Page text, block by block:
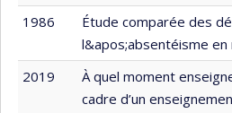
1986
Étude comparée des
l&apos;absentéisme en
2019
À quel moment
cadre d’un